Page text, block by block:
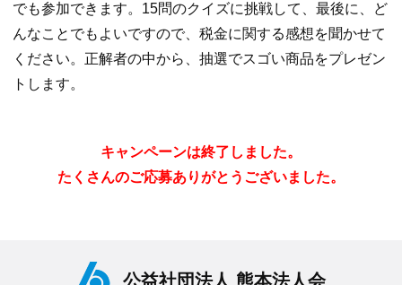
でも参加できます。15問のクイズに挑戦して、最後に、ど
んなことでもよいですので、税金に関する感想を聞かせて
ください。正解者の中から、抽選でスゴい商品をプレゼン
トします。
キャンペーンは終了しました。
たくさんのご応募ありがとうございました。
公益社団法人 熊本法人会